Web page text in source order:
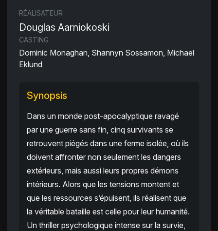
RÉALISATEUR
Douglas Aarniokoski
CASTING
Dominic Monaghan, Shannyn Sossamon, Michael
Eklund
Synopsis
Dans un monde post-apocalyptique ravagé
par une guerre sans fin, cinq survivants se
retrouvent piégés dans une ferme isolée, où ils
doivent affronter non seulement les dangers
extérieurs, mais aussi leurs propres démons
intérieurs. Alors que les tensions montent et
que les ressources s’épuisent, ils réalisent que
la véritable bataille est celle pour leur humanité.
Un thriller psychologique intense sur la survie,